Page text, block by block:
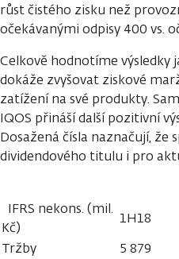
růst čistého zisku než
očekávanými odpisy 400 vs.
Celkově hodnotíme výsledky
dokáže zvyšovat ziskové
zatížení na své produkty.
IQOS přináší další pozitivní
Dosažená čísla naznačují, že
dividendového titulu i pro
IFRS nekons. (mil.
Kč)
1H18
Tržby
5 879